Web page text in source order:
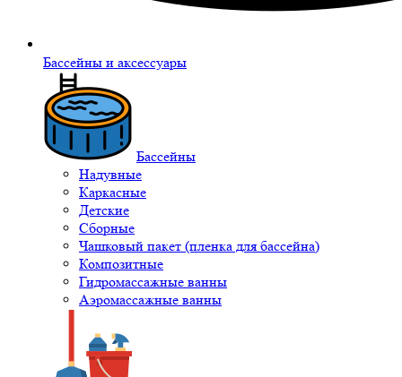
Бассейны и аксессуары
Бассейны
Надувные
Каркасные
Детские
Сборные
Чашковый пакет (пленка для бассейна)
Композитные
Гидромассажные ванны
Аэромассажные ванны